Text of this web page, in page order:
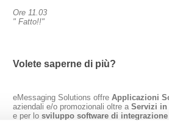
Ore 11.03
" Fatto!!"
Volete saperne di più?
eMessaging Solutions offre Applicazioni
aziendali e/o promozionali oltre a Servizi in
e per lo sviluppo software di integrazione